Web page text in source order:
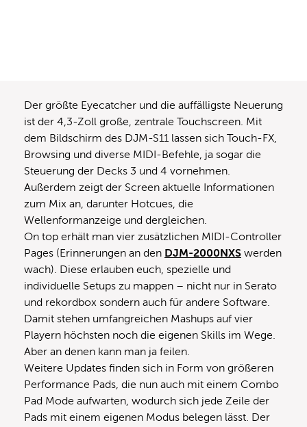
Der größte Eyecatcher und die auffälligste Neuerung
ist der 4,3-Zoll große, zentrale Touchscreen. Mit
dem Bildschirm des DJM-S11 lassen sich Touch-FX,
Browsing und diverse MIDI-Befehle, ja sogar die
Steuerung der Decks 3 und 4 vornehmen.
Außerdem zeigt der Screen aktuelle Informationen
zum Mix an, darunter Hotcues, die
Wellenformanzeige und dergleichen.
On top erhält man vier zusätzlichen MIDI-Controller
Pages (Erinnerungen an den DJM-2000NXS werden
wach). Diese erlauben euch, spezielle und
individuelle Setups zu mappen – nicht nur in Serato
und rekordbox sondern auch für andere Software.
Damit stehen umfangreichen Mashups auf vier
Playern höchsten noch die eigenen Skills im Wege.
Aber an denen kann man ja feilen.
Weitere Updates finden sich in Form von größeren
Performance Pads, die nun auch mit einem Combo
Pad Mode aufwarten, wodurch sich jede Zeile der
Pads mit einem eigenen Modus belegen lässt. Der